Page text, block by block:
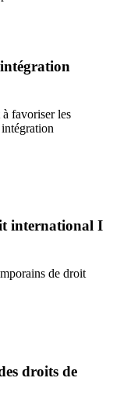
favoriser les
international I
de droit
droits de